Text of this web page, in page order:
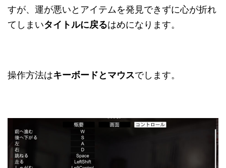
すが、運が悪いとアイテムを発見できずに心が折れ
てしまいタイトルに戻るはめになります。
操作方法はキーボードとマウスでします。